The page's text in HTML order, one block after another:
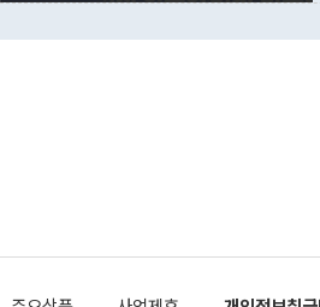
련 부처
하고 대
이나 미